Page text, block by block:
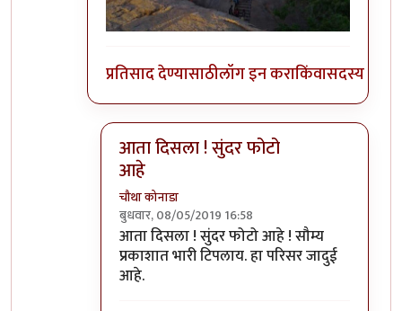
प्रतिसाद देण्यासाठीलॉग इन कराकिंवासदस्य व्हा
आता दिसला ! सुंदर फोटो
आहे
चौथा कोनाडा
बुधवार, 08/05/2019 16:58
In reply toफोटो आता पाहा दिसतोय का ?
आता दिसला ! सुंदर फोटो आहे ! सौम्य
प्रकाशात भारी टिपलाय. हा परिसर जादुई
आहे.